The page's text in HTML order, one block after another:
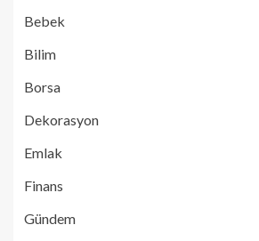
Bebek
Bilim
Borsa
Dekorasyon
Emlak
Finans
Gündem